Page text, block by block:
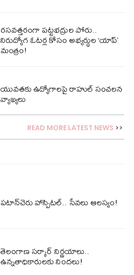
రసవత్తరం‌గా పట్టభద్రుల పోరు..
నిరుద్యోగ ఓటర్ల కోసం అభ్యర్థుల ‘యాప్’
మంత్రం!
యువతకు ఉద్యోగాలపై రాహుల్ సంచలన
వ్యాఖ్యలు
READ MORE LATEST NEWS >>
పటాన్‌చెరు హాస్పిటల్.. సేవలు ఆలస్యం!
తెలంగాణ సర్కార్ నిర్ణయాలు..
ఉన్నతాధికారులకు నిందలు!